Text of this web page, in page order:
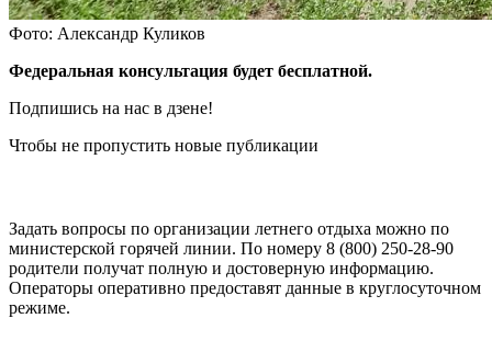
Фото: Александр Куликов
Федеральная консультация будет бесплатной.
Подпишись на нас в дзене!
Чтобы не пропустить новые публикации
Задать вопросы по организации летнего отдыха можно по
министерской горячей линии. По номеру 8 (800) 250-28-90
родители получат полную и достоверную информацию.
Операторы оперативно предоставят данные в круглосуточном
режиме.